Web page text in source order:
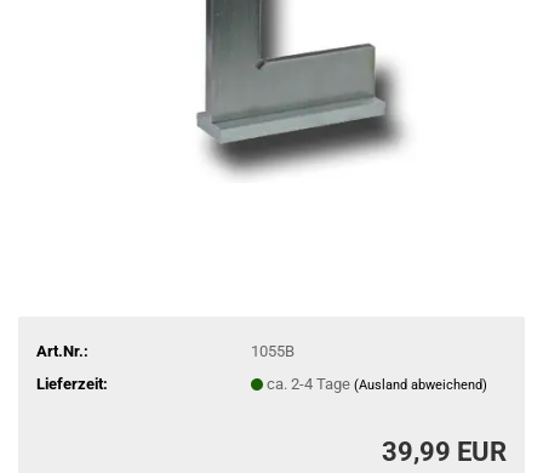
Art.Nr.:
1055B
Lieferzeit:
ca. 2-4 Tage (Ausland abweichend)
39,99 EUR